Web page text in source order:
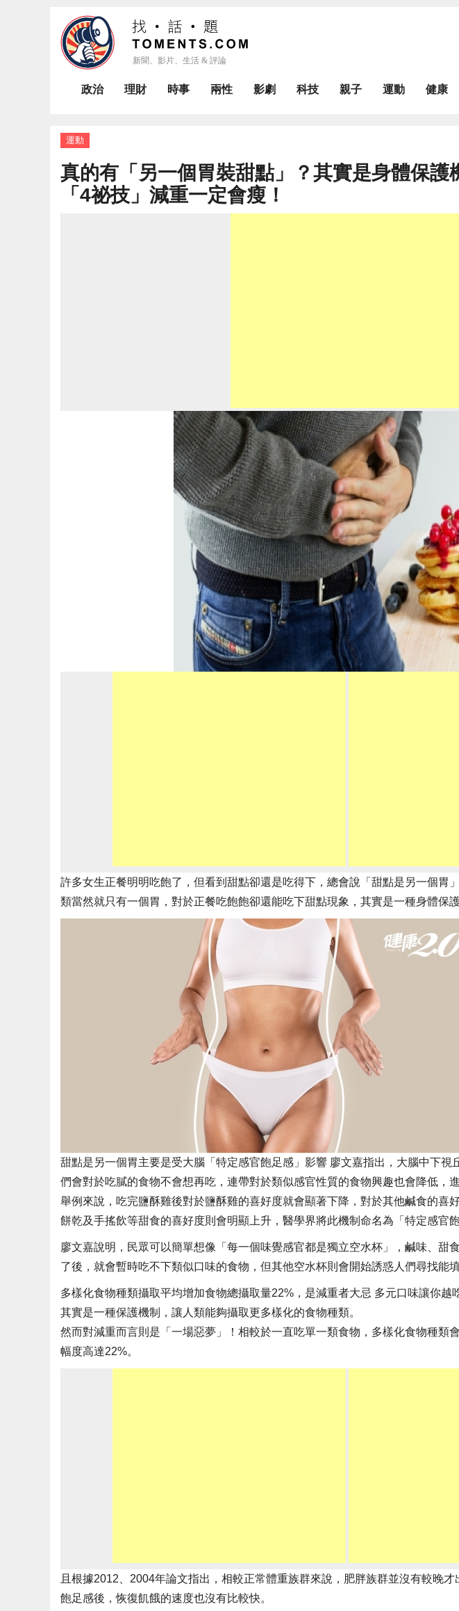
政治 理財 時事 兩性 影劇 科技 親子 運動 健康
運動
真的有「另一個胃裝甜點」？其實是身體保護
「4祕技」減重一定會瘦！
許多女生正餐明明吃飽了，但看到甜點卻還是吃得下，總會說「甜點是另一個胃
類當然就只有一個胃，對於正餐吃飽飽卻還能吃下甜點現象，其實是一種身體保
甜點是另一個胃主要是受大腦「特定感官飽足感」影響 廖文嘉指出，大腦中下視
們會對於吃膩的食物不會想再吃，連帶對於類似感官性質的食物興趣也會降低，
舉例來說，吃完鹽酥雞後對於鹽酥雞的喜好度就會顯著下降，對於其他鹹食的喜
餅乾及手搖飲等甜食的喜好度則會明顯上升，醫學界將此機制命名為「特定感官飽
廖文嘉說明，民眾可以簡單想像「每一個味覺感官都是獨立空水杯」，鹹味、甜
了後，就會暫時吃不下類似口味的食物，但其他空水杯則會開始誘惑人們尋找能填
多樣化食物種類攝取平均增加食物總攝取量22%，是減重者大忌 多元口味讓你越
其實是一種保護機制，讓人類能夠攝取更多樣化的食物種類。
然而對減重而言則是「一場惡夢」！相較於一直吃單一類食物，多樣化食物種類
幅度高達22%。
且根據2012、2004年論文指出，相較正常體重族群來說，肥胖族群並沒有較晚
飽足感後，恢復飢餓的速度也沒有比較快。